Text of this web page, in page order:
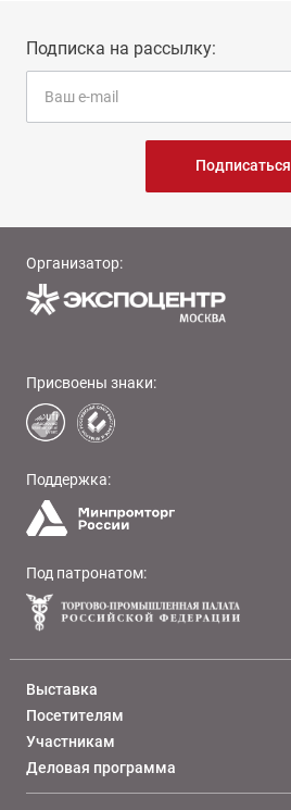
Подписка на рассылку:
Подписаться
Организатор:
Присвоены знаки:
Поддержка:
Под патронатом:
Выставка
Посетителям
Участникам
Деловая программа